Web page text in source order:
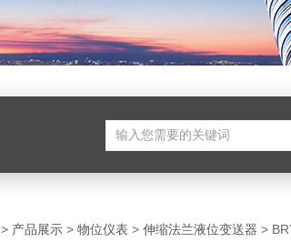
> 产品展示 > 物位仪表 > 伸缩法兰液位变送器 > BRY-